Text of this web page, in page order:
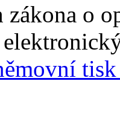
o